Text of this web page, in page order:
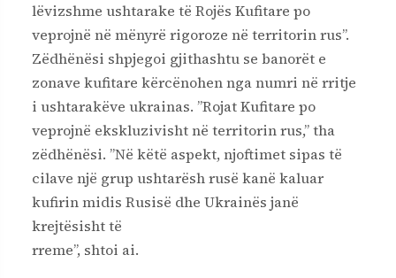
lëvizshme ushtarake të Rojës Kufitare po
veprojnë në mënyrë rigoroze në territorin rus”.
Zëdhënësi shpjegoi gjithashtu se banorët e
zonave kufitare kërcënohen nga numri në rritje
i ushtarakëve ukrainas. ”Rojat Kufitare po
veprojnë ekskluzivisht në territorin rus,” tha
zëdhënësi. ”Në këtë aspekt, njoftimet sipas të
cilave një grup ushtarësh rusë kanë kaluar
kufirin midis Rusisë dhe Ukrainës janë
krejtësisht të
rreme”, shtoi ai.